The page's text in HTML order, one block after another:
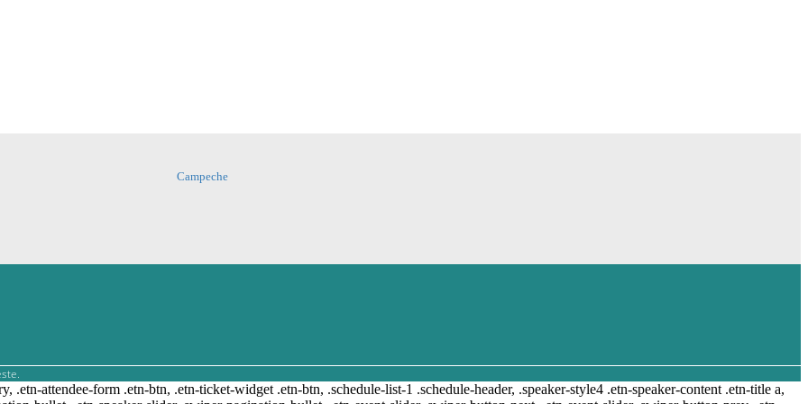
Campeche
attendee-form .etn-btn, .etn-ticket-widget .etn-btn, .schedule-list-1 .schedule-header, .speaker-style4 .etn-speaker-content .etn-title a,